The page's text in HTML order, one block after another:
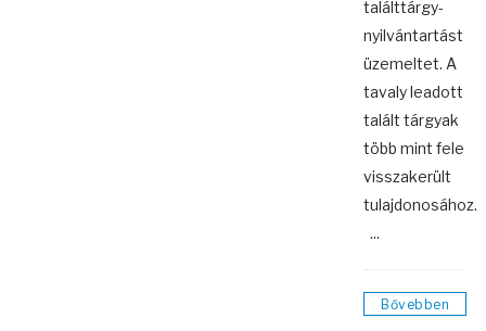
találttárgy-
nyilvántartást
üzemeltet. A
tavaly leadott
talált tárgyak
több mint fele
visszakerült
tulajdonosához.
...
Bővebben